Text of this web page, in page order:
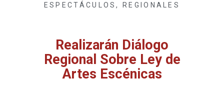
ESPECTÁCULOS,REGIONALES
Realizarán Diálogo
Regional Sobre Ley de
Artes Escénicas